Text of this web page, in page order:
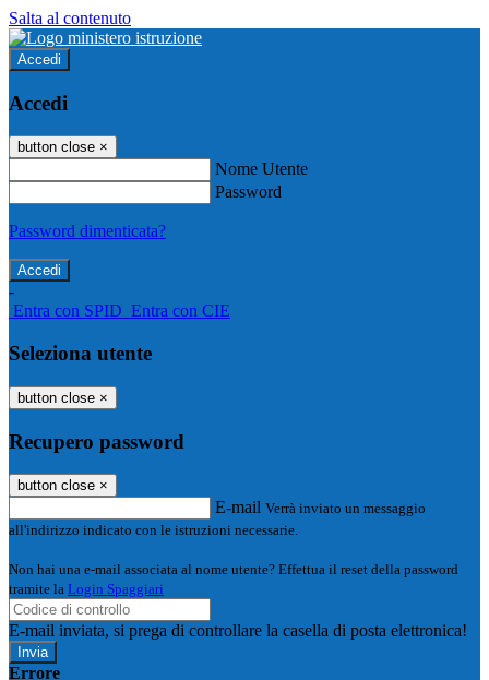
Salta al contenuto
Accedi
Accedi
button close ×
Nome Utente
Password
Password dimenticata?
-
Entra con SPID Entra con CIE
Seleziona utente
button close ×
Recupero password
button close ×
E-mail Verrà inviato un messaggio
all'indirizzo indicato con le istruzioni necessarie.
Non hai una e-mail associata al nome utente? Effettua il reset della password
tramite la Login Spaggiari
E-mail inviata, si prega di controllare la casella di posta elettronica!
Errore